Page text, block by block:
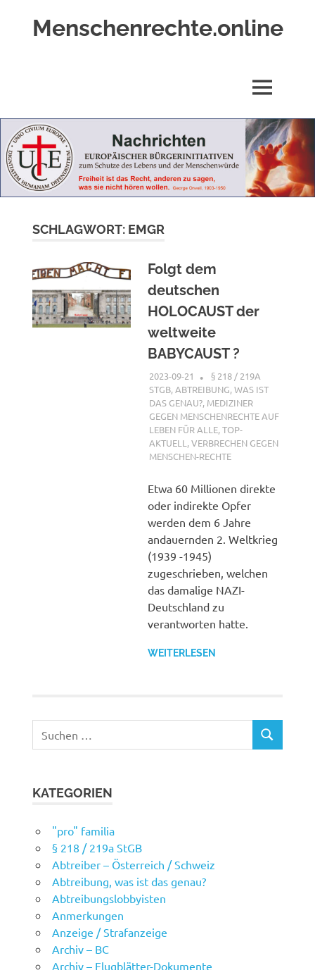
Menschenrechte.online
Geborene
wie
für
Ungeborene
MENÜ
SCHLAGWORT: EMGR
Folgt dem
deutschen
HOLOCAUST der
weltweite
BABYCAUST ?
2023-09-21 XX
§ 218 / 219A
STGB,ABTREIBUNG, WAS IST
DAS GENAU?, MEDIZINER
GEGEN MENSCHENRECHTE AUF
LEBEN FÜR ALLE,TOP-
AKTUELL ,VERBRECHEN GEGEN
MENSCHEN-RECHTE
Etwa 60 Millionen direkte
oder indirekte Opfer
werden dem 6 Jahre
andauernden 2. Weltkrieg
(1939 -1945)
zugeschrieben, welchen
das damalige NAZI-
Deutschland zu
verantworten hatte.
WEITERLESEN
nach:
SUCHEN
KATEGORIEN
"pro" familia
§ 218 / 219a StGB
Abtreiber – Österreich / Schweiz
Abtreibung, was ist das genau?
Abtreibungslobbyisten
Anmerkungen
Anzeige / Strafanzeige
Archiv – BC
Archiv – Flugblätter-Dokumente